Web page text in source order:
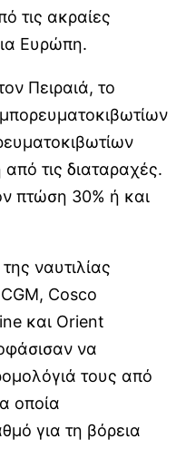
τις ακραίες
Ευρώπη.
Πειραιά, το
από τις διαταραχές.
πτώση 30% ή και
ναυτιλίας
Cosco
και Orient
να
τους από
οποία
για τη βόρεια